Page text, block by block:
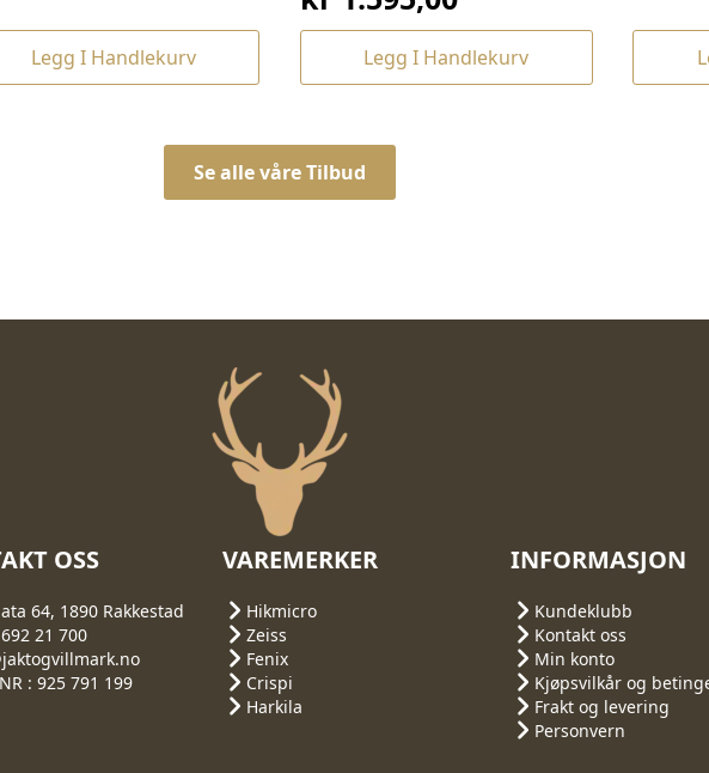
Legg I Handlekurv Legg I Handlekurv
var:
kr
er:
kr
Se alle våre Tilbud
OSS
64, 1890 Rakkestad
21 700
: 925 791 199
VAREMERKER
Hikmicro
Zeiss
Fenix
Crispi
Harkila
INFORMASJON
Kundeklubb
Kontakt oss
Min konto
Kjøpsvilkår og
Frakt og levering
Personvern